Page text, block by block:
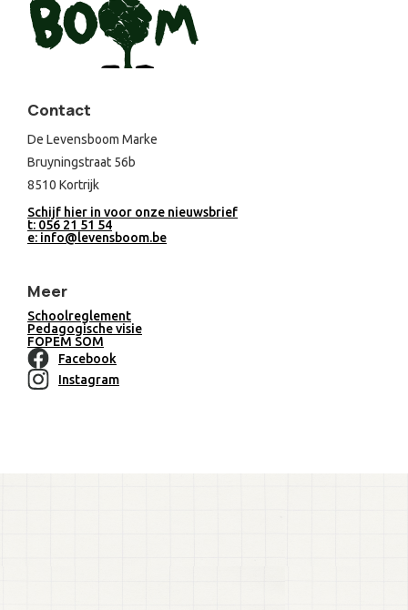
Contact
De Levensboom Marke
Bruyningstraat 56b
8510 Kortrijk
Schijf hier in voor onze nieuwsbrief
t: 056 21 51 54
e: info@levensboom.be
Meer
Schoolreglement
Pedagogische visie
FOPEM SOM
Facebook
Instagram